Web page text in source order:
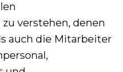
verstehen, denen
auch die Mitarbeiter